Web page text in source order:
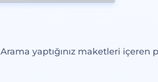
Arama yaptığınız maketleri içeren